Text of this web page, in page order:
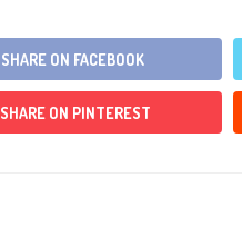
SHARE ON FACEBOOK
SHARE ON PINTEREST